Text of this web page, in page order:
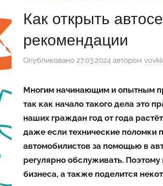
Как открыть
рекомендации
Опубликовано 27.03.2024 автором
Многим начинающим и опытным
так как начало такого дела это
наших граждан год от года
даже если технические поломки
автомобилистов за помощью в
регулярно обслуживать.
бизнеса, а также поделится